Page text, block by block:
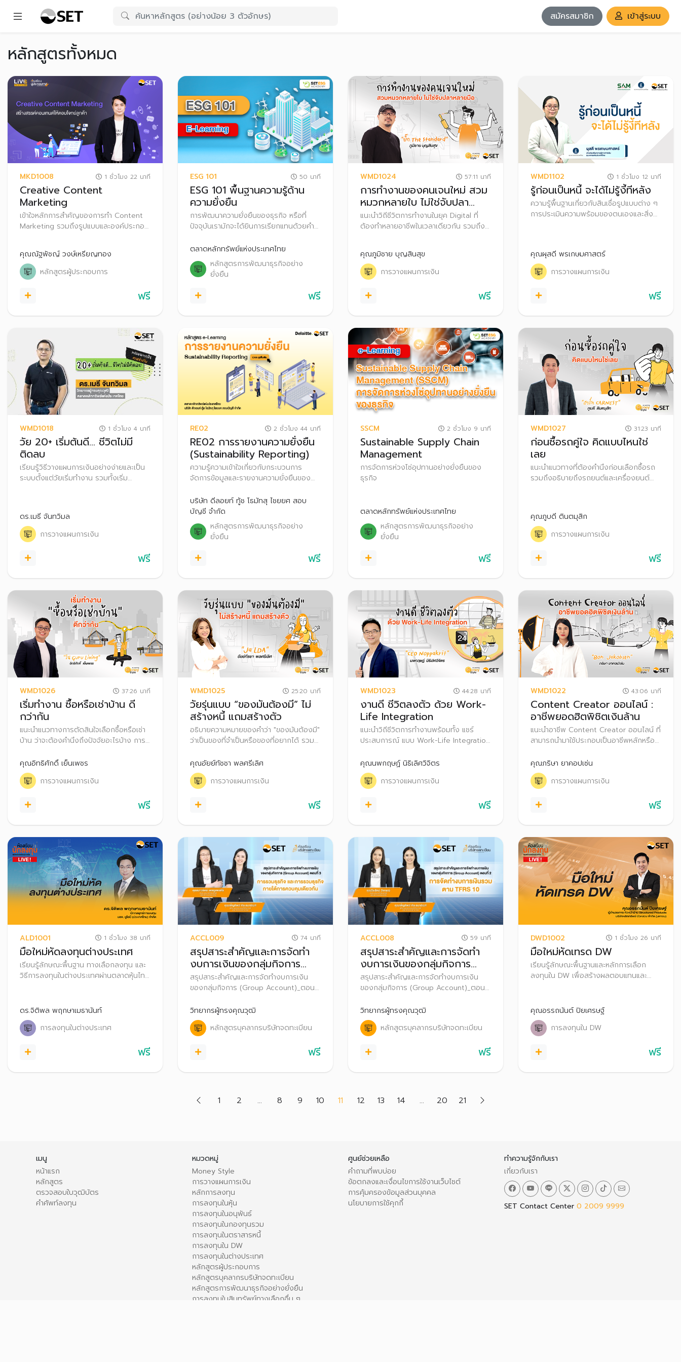
สมัครสมาชิก เข้าสู่ระบบ
หลักสูตรทั้งหมด
MKD1008 1 ชั่วโมง 22 นาที
Creative Content
Marketing
เข้าใจหลักการสำคัญของการทำ Content
Marketing รวมถึงรูปแบบและองค์ประกอบ
คุณณัฐพัชญ์ วงษ์เหรียญทอง
หลักสูตรผู้ประกอบการ
ฟรี
ESG 101 50 นาที
ESG 101 พื้นฐานความรู้ด้าน
ความยั่งยืน
การพัฒนาความยั่งยืนของธุรกิจ หรือที่
ปัจจุบันเรามักจะได้ยินการเรียกแทนด้วยคำ
ทำความเข้าใจความรู้พื้นฐานที่เกี่ยวข้องกับ
ความยั่งยืน
ตลาดหลักทรัพย์แห่งประเทศไทย
หลักสูตรการพัฒนาธุรกิจอย่าง
ยั่งยืน
ฟรี
WMD1024 57:11 นาที
การทำงานของคนเจนใหม่ สวม
หมวกหลายใบ ไม่ใช่จับปลา
หลายมือ
แนะนำวิถีชีวิตการทำงานในยุค Digital ที่
ต้องทำหลายอาชีพในเวลาเดียวกัน รวมถึง
บริหารการเงิน และการกระจายความเสี่ยง
เพื่อที่ผู้ฟังสามารถวางแผนการเงินได้อย่าง
มั่นใจต่อไป
คุณภูมิชาย บุญสินสุข
การวางแผนการเงิน
ฟรี
WMD1102 1 ชั่วโมง 12 นาที
รู้ก่อนเป็นหนี้ จะได้ไม่รู้งี้ทีหลัง
ความรู้พื้นฐานเกี่ยวกับสินเชื่อรูปแบบต่าง ๆ
การประเมินความพร้อมของตนเองและสิ่งที่
คุณผุสดี พรเกษมศาสตร์
การวางแผนการเงิน
ฟรี
WMD1018 1 ชั่วโมง 4 นาที
วัย 20+ เริ่มต้นดี… ชีวิตไม่มี
ติดลบ
เรียนรู้วิธีวางแผนการเงินอย่างง่ายและเป็น
ระบบตั้งแต่วัยเริ่มทำงาน รวมทั้งเริ่ม
ดร.เมธี จันทวิมล
การวางแผนการเงิน
ฟรี
RE02 2 ชั่วโมง 44 นาที
RE02 การรายงานความยั่งยืน
(Sustainability Reporting)
ความรู้ความเข้าใจเกี่ยวกับกระบวนการ
จัดการข้อมูลและรายงานความยั่งยืนของ
บริษัท ดีลอยท์ ทู้ช โธมัทสุ ไชยยศ สอบ
บัญชี จำกัด
หลักสูตรการพัฒนาธุรกิจอย่าง
ยั่งยืน
ฟรี
SSCM 2 ชั่วโมง 9 นาที
Sustainable Supply Chain
Management
การจัดการห่วงโซ่อุปทานอย่างยั่งยืนของ
ธุรกิจ
ตลาดหลักทรัพย์แห่งประเทศไทย
หลักสูตรการพัฒนาธุรกิจอย่าง
ยั่งยืน
ฟรี
WMD1027 31:23 นาที
ก่อนซื้อรถคู่ใจ คิดแบบไหนใช่
เลย
แนะนำแนวทางที่ต้องคำนึงก่อนเลือกซื้อรถ
รวมถึงอธิบายถึงรถยนต์และเครื่องยนต์
จัดการหนี้รถและการผ่อนรถอย่างไรให้หมด
ไว
คุณภูบดี ตินตมุสิก
การวางแผนการเงิน
ฟรี
WMD1026 37:26 นาที
เริ่มทำงาน ซื้อหรือเช่าบ้าน ดี
กว่ากัน
แนะนำแนวทางการตัดสินใจเลือกซื้อหรือเช่า
บ้าน ว่าจะต้องคำนึงถึงปัจจัยอะไรบ้าง การ
ข้อดี ข้อควรระวังอะไรบ้าง รวมถึงแนะนำ
เทคนิคบริหารจัดการหนี้บ้านและผ่อนบ้าน
อย่างไรให้หมดไว
คุณอิทธิศักดิ์ เย็นเพชร
การวางแผนการเงิน
ฟรี
WMD1025 25:20 นาที
วัยรุ่นแบบ “ของมันต้องมี” ไม่
สร้างหนี้ แถมสร้างตัว
อธิบายความหมายของคำว่า "ของมันต้องมี"
ว่าเป็นของที่จำเป็นหรือของที่อยากได้ รวม
อย่างไรที่ไม่สร้างหนี้ และยังสามารถนำไป
สร้างรายได้ได้ด้วย พร้อมทั้ง แนะนำเทคนิค
การวางแผนการใช้จ่ายและการออมเงิน
คุณอัยย์ทัชชา พลศรีเลิศ
การวางแผนการเงิน
ฟรี
WMD1023 44:28 นาที
งานดี ชีวิตลงตัว ด้วย Work-
Life Integration
แนะนำวิถีชีวิตการทำงานพร้อมทั้ง แชร์
ประสบการณ์ แบบ Work-Life Integration
และลูกค้า พร้อมทั้งสอดแทรกเรื่องเกี่ยวกับ
การวางแผนบริหารการเงิน โดยนำแนวคิด
Work-Life Integration มาใช้ บริหาร
คุณนพกฤษฏ์ นิธิเลิศวิจิตร
การวางแผนการเงิน
ฟรี
WMD1022 43:06 นาที
Content Creator ออนไลน์ :
อาชีพยอดฮิตพิชิตเงินล้าน
แนะนำอาชีพ Content Creator ออนไลน์ ที่
สามารถนำมาใช้ประกอบเป็นอาชีพหลักหรือ
ทำ Content และการสร้างรายได้ทาง
ออนไลน์ผ่านแพลตฟอร์มโซเชียลมีเดียต่างๆ
รวมถึงแนะนำเคล็ดลับการวางแผนการเงิน
คุณภริษา ยาคอปเซ่น
การวางแผนการเงิน
ฟรี
ALD1001 1 ชั่วโมง 38 นาที
มือใหม่หัดลงทุนต่างประเทศ
เรียนรู้ลักษณะพื้นฐาน ทางเลือกลงทุน และ
วิธีการลงทุนในต่างประเทศผ่านตลาดหุ้นไทย
ดร.จิติพล พฤกษาเมธานันท์
การลงทุนในต่างประเทศ
ฟรี
ACCL009 74 นาที
สรุปสาระสำคัญและการจัดทำ
งบการเงินของกลุ่มกิจการ
(Group Account)_ตอนที่ 3
สรุปสาระสำคัญและการจัดทำงบการเงิน
ของกลุ่มกิจการ (Group Account)_ตอนที่
วิทยากรผู้ทรงคุณวุฒิ
หลักสูตรบุคลากรบริษัทจดทะเบียน
ฟรี
ACCL008 59 นาที
สรุปสาระสำคัญและการจัดทำ
งบการเงินของกลุ่มกิจการ
(Group Account)_ตอนที่2
สรุปสาระสำคัญและการจัดทำงบการเงิน
ของกลุ่มกิจการ (Group Account)_ตอน
วิทยากรผู้ทรงคุณวุฒิ
หลักสูตรบุคลากรบริษัทจดทะเบียน
ฟรี
DWD1002 1 ชั่วโมง 26 นาที
มือใหม่หัดเทรด DW
เรียนรู้ลักษณะพื้นฐานและหลักการเลือก
ลงทุนใน DW เพื่อสร้างผลตอบแทนและ
คุณอรรถนันต์ ปิยเศรษฐ์
การลงทุนใน DW
ฟรี
1 2 ... 8 9 10 11 (current)
12 13 14 ... 20 21
เมนู
หน้าแรก
หลักสูตร
ตรวจสอบใบวุฒิบัตร
คำศัพท์ลงทุน
หมวดหมู่
Money Style
การวางแผนการเงิน
หลักการลงทุน
การลงทุนในหุ้น
การลงทุนในอนุพันธ์
การลงทุนในกองทุนรวม
การลงทุนในตราสารหนี้
การลงทุนใน DW
การลงทุนในต่างประเทศ
หลักสูตรผู้ประกอบการ
หลักสูตรบุคลากรบริษัทจดทะเบียน
หลักสูตรการพัฒนาธุรกิจอย่างยั่งยืน
การลงทุนในสินทรัพย์ทางเลือกอื่น ๆ
ศูนย์ช่วยเหลือ
คำถามที่พบบ่อย
ข้อตกลงและเงื่อนไขการใช้งานเว็บไซต์
การคุ้มครองข้อมูลส่วนบุคคล
นโยบายการใช้คุกกี้
ทำความรู้จักกับเรา
เกี่ยวกับเรา
SET Contact Center 0 2009 9999